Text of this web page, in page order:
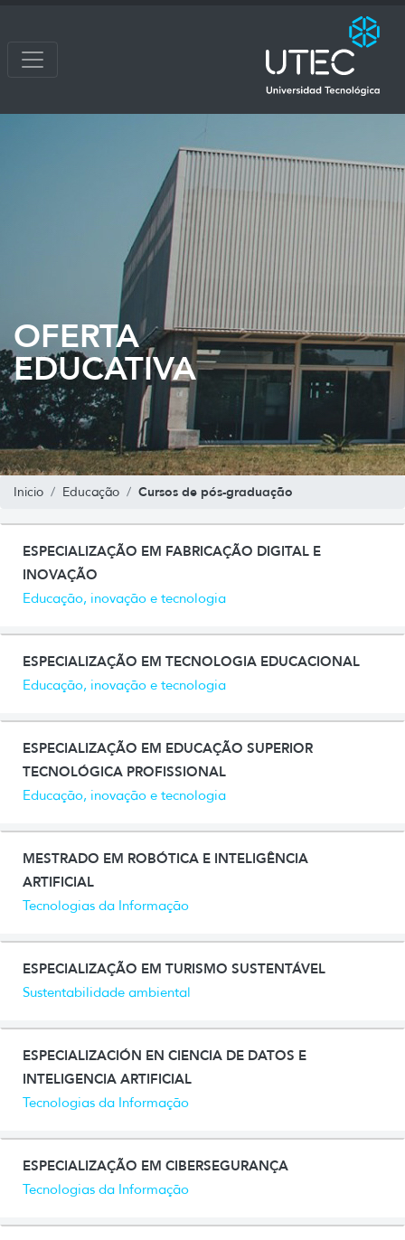
OFERTA
EDUCATIVA
Inicio Educação Cursos de pós-graduação
ESPECIALIZAÇÃO EM FABRICAÇÃO DIGITAL E
INOVAÇÃO
Educação, inovação e tecnologia
ESPECIALIZAÇÃO EM TECNOLOGIA EDUCACIONAL
Educação, inovação e tecnologia
ESPECIALIZAÇÃO EM EDUCAÇÃO SUPERIOR
TECNOLÓGICA PROFISSIONAL
Educação, inovação e tecnologia
MESTRADO EM ROBÓTICA E INTELIGÊNCIA
ARTIFICIAL
Tecnologias da Informação
ESPECIALIZAÇÃO EM TURISMO SUSTENTÁVEL
Sustentabilidade ambiental
ESPECIALIZACIÓN EN CIENCIA DE DATOS E
INTELIGENCIA ARTIFICIAL
Tecnologias da Informação
ESPECIALIZAÇÃO EM CIBERSEGURANÇA
Tecnologias da Informação